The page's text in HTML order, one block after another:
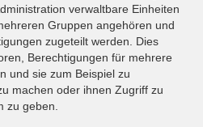
verwaltbare Einheiten
Gruppen angehören und
zugeteilt werden. Dies
Berechtigungen für mehrere
und sie zum Beispiel zu
machen oder ihnen Zugriff zu
zu geben.